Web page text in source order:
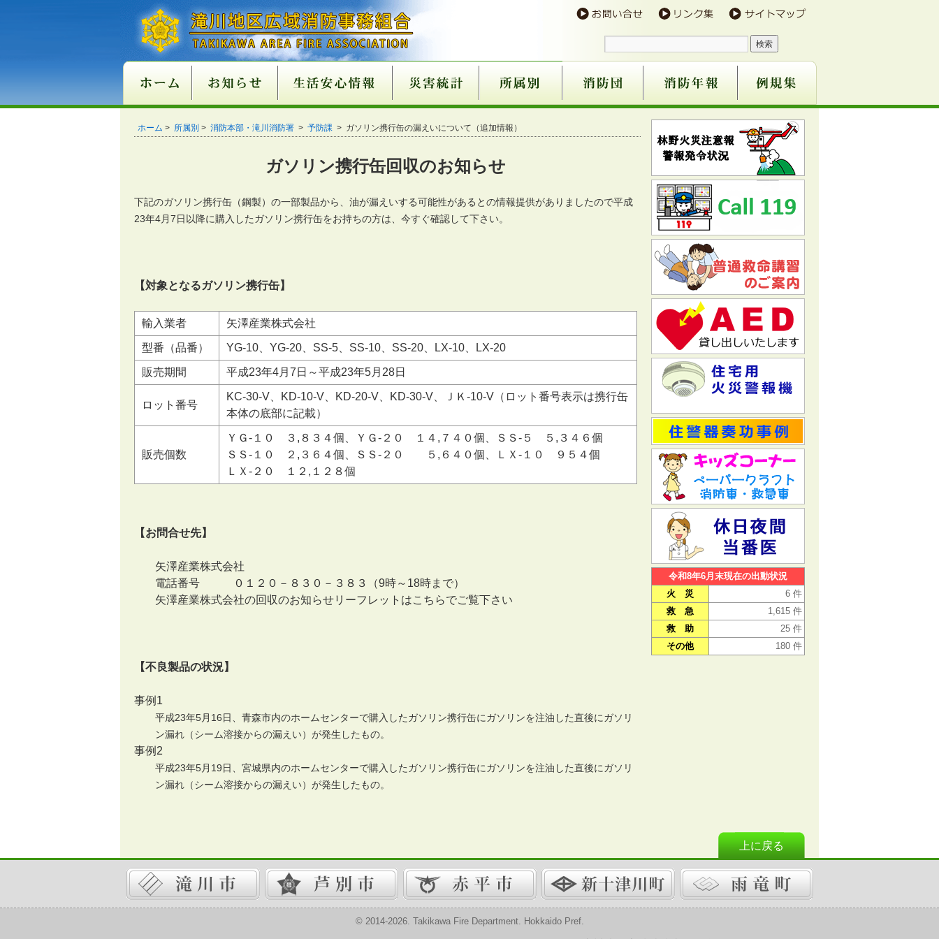
新庁舎情報
入札情報
職員採用情報
各種申請・届出用紙
講習・試験案内
地方分権改革一括法
関係条例整備
違反対象物公表制度
適マーク制度 火災予防 火災が発生したら
消火器の使い方
火災を予防する
住宅用火災警報器につ
いて
住宅用火災警報器取扱
店
過去５年火災状況
住宅用火災警報器の奏
功事例
催しにおける火災予防
条例の一部改正
救急 心肺蘇生法
異物除去
止血法
ＡＥＤの使用方法
救急講習の案内
医療機関一覧
患者等搬送事業につい
て
１１９番 １１９番のかけ方
１１９番に関するお願
い
携帯電話からの１１９
番について
救急車の適正利用につ
いて
ご注意 古い消火器にご注意
消火器の不適正販売に
ついて
住宅用火災警報器の不
適正販売について
ガス湯沸し器等の事故
について
ホームタンクの油漏れ
について
消火器の規格・点検基
準の改正について
組合消防設立以降
過去５年間 組織機構図
滝川消防本部・滝川消防署
芦別消防署
赤平消防署
所表示制度
ホーム > 所属別 > 消防本部・滝川消防署 > 予防課 > ガソリン携行缶の漏えいについて（追加情報）
ガソリン携行缶回収のお知らせ
下記のガソリン携行缶（鋼製）の一部製品から、油が漏えいする可能性があるとの情報提供がありましたので平成
23年4月7日以降に購入したガソリン携行缶をお持ちの方は、今すぐ確認して下さい。
【対象となるガソリン携行缶】
輸入業者 矢澤産業株式会社
型番（品番） YG-10、YG-20、SS-5、SS-10、SS-20、LX-10、LX-20
販売期間 平成23年4月7日～平成23年5月28日
ロット番号
KC-30-V、KD-10-V、KD-20-V、KD-30-V、ＪＫ-10-V（ロット番号表示は携行缶
本体の底部に記載）
販売個数
ＹＧ-１０ ３,８３４個、ＹＧ-２０ １４,７４０個、ＳＳ-５ ５,３４６個
ＳＳ-１０ ２,３６４個、ＳＳ-２０ ５,６４０個、ＬＸ-１０ ９５４個
ＬＸ-２０ １２,１２８個
【お問合せ先】
矢澤産業株式会社
電話番号 ０１２０－８３０－３８３（9時～18時まで）
矢澤産業株式会社の回収のお知らせリーフレットはこちらでご覧下さい
【不良製品の状況】
事例1
平成23年5月16日、青森市内のホームセンターで購入したガソリン携行缶にガソリンを注油した直後にガソリ
ン漏れ（シーム溶接からの漏えい）が発生したもの。
事例2
平成23年5月19日、宮城県内のホームセンターで購入したガソリン携行缶にガソリンを注油した直後にガソリ
ン漏れ（シーム溶接からの漏えい）が発生したもの。
令和8年6月末現在の出動状況
火 災
6 件
救 急
1,615 件
救 助
25 件
その他
180 件
上に戻る
© 2014-2026. Takikawa Fire Department. Hokkaido Pref.